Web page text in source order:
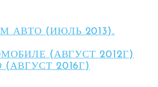
АВТО (ИЮЛЬ 2013).
(АВГУСТ 2012Г)
2016Г)